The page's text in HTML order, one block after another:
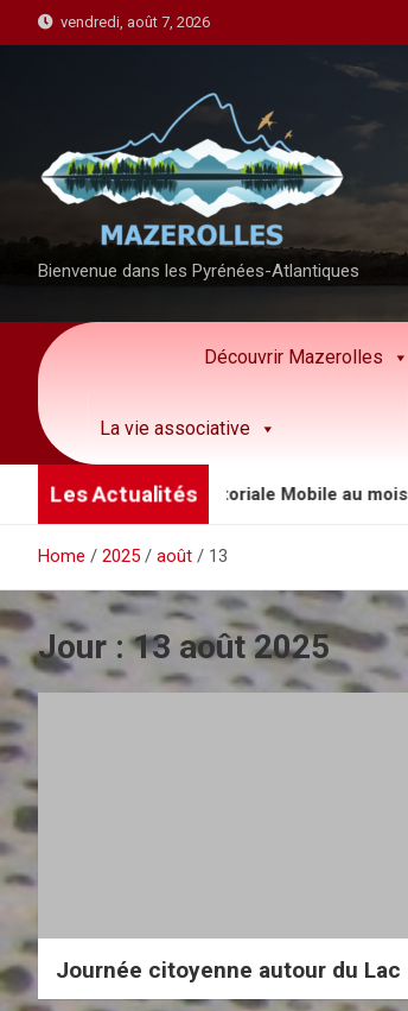
k
vendredi, août 7, 2026
Bienvenue dans les Pyrénées-Atlantiques
Découvrir Mazerolles
La vie associative
Les Actualités
de la Brigade Territoriale Mobile au mois d’août
Home 2025 août 13
Jour :13 août 2025
Journée citoyenne autour du Lac